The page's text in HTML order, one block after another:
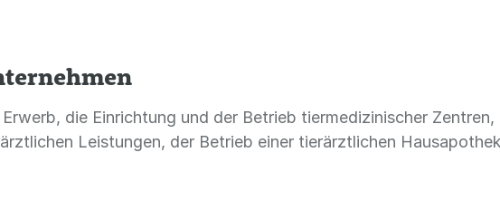
die Einrichtung und der Betrieb tiermedizinischer
Leistungen, der Betrieb einer tierärztlichen